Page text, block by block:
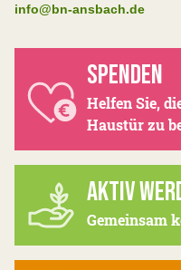
info@bn-ansbach.de
SPENDEN
Helfen Sie,
Haustür zu
AKTIV
Gemeinsam